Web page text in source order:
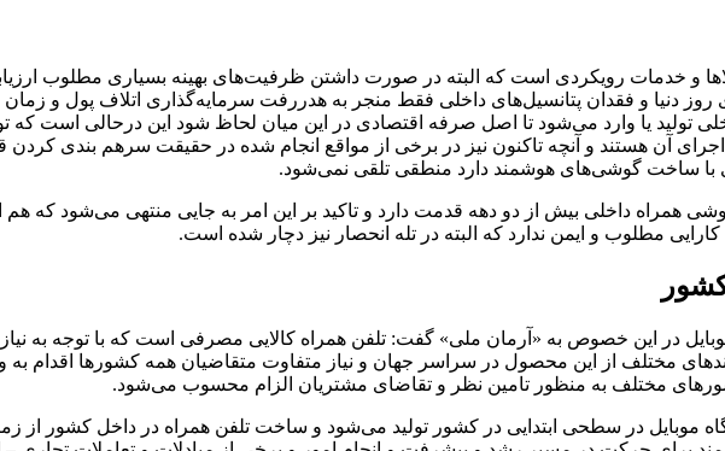
و خدمات رویکردی است که البته در صورت داشتن ظرفیت‌های بهینه بسیاری مطلوب
روز دنیا و فقدان پتانسیل‌های داخلی فقط منجر به هدررفت سرمایه‌گذاری اتلاف پول و
تولید یا وارد می‌شود تا اصل صرفه اقتصادی در این میان لحاظ شود این درحالی است که
آن هستند و آنچه تاکنون نیز در برخی از مواقع انجام شده در حقیقت سرهم بندی
با ساخت گوشی‌های هوشمند دارد منطقی تلقی نمی‌شود.
داخلی بیش از دو دهه قدمت دارد و تاکید بر این امر به جایی منتهی می‌شود که
مطلوب و ایمن ندارد که البته در تله انحصار نیز دچار شده است.
در این خصوص به «آرمان ملی» گفت: تلفن همراه کالایی مصرفی است که با توجه به نیاز
مختلف از این محصول در سراسر جهان و نیاز متفاوت متقاضیان همه کشورها اقدام به
مختلف به منظور تامین نظر و تقاضای مشتریان الزام محسوب می‌شود.
داد: در حال حاضر حداکثر حدود 500 دستگاه موبایل در سطحی ابتدایی در کشور تولید می‌شود و ساخت تلفن همراه